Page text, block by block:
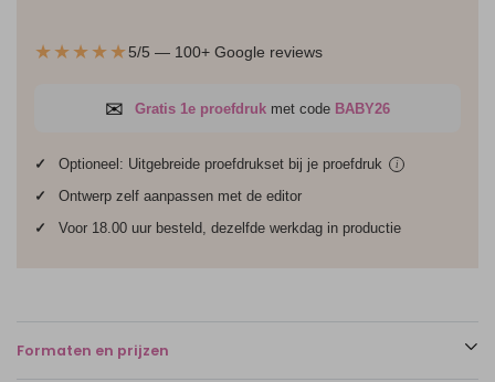
★★★★★5/5 — 100+ Google reviews
✉ Gratis 1e proefdruk met code BABY26
✓ Optioneel: Uitgebreide proefdrukset bij je proefdruk i
✓
Ontwerp zelf aanpassen met de editor
✓
Voor 18.00 uur besteld, dezelfde werkdag in productie
Formaten en prijzen